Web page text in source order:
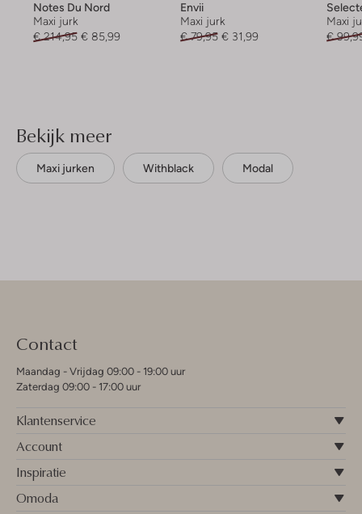
Notes Du Nord
Maxi jurk
€ 214,95 € 85,99
Envii
Maxi jurk
€ 79,95 € 31,99
Maxi
€
Bekijk meer
Maxi jurken Withblack Modal
Contact
Maandag - Vrijdag 09:00 - 19:00 uur
Zaterdag 09:00 - 17:00 uur
Klantenservice
Account
Inspiratie
Omoda